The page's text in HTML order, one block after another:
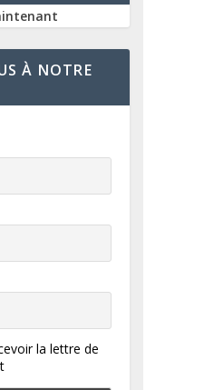
À NOTRE
la lettre de